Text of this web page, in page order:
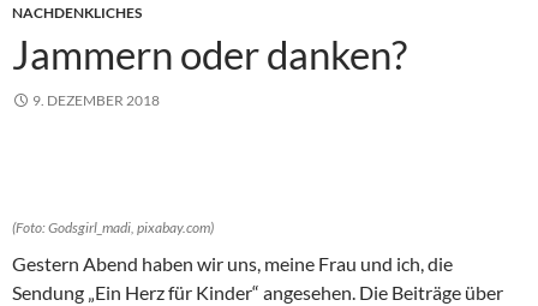
NACHDENKLICHES
Jammern oder danken?
9. DEZEMBER 2018
(Foto: Godsgirl_madi, pixabay.com)
Gestern Abend haben wir uns, meine Frau und ich, die
Sendung „Ein Herz für Kinder“ angesehen. Die Beiträge über